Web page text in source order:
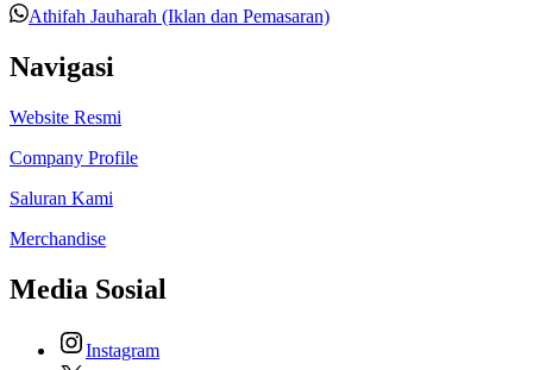
Athifah Jauharah (Iklan dan Pemasaran)
Navigasi
Website Resmi
Company Profile
Saluran Kami
Merchandise
Media Sosial
Instagram